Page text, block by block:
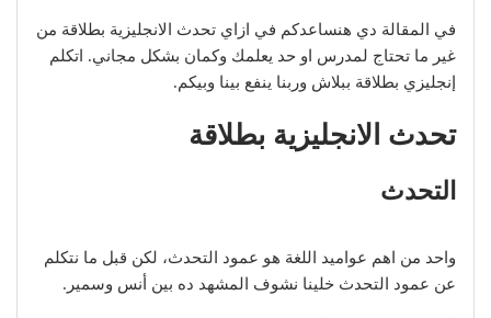
في المقالة دي هنساعدكم في ازاي تحدث الانجليزية بطلاقة من
غير ما تحتاج لمدرس او حد يعلمك وكمان بشكل مجاني. اتكلم
إنجليزي بطلاقة ببلاش وربنا ينفع بينا وبيكم.
تحدث الانجليزية بطلاقة
التحدث
واحد من اهم عواميد اللغة هو عمود التحدث، لكن قبل ما نتكلم
عن عمود التحدث خلينا نشوف المشهد ده بين أنس وسمير.